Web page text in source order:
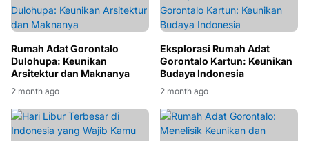
Rumah Adat Gorontalo
Dulohupa: Keunikan
Arsitektur dan Maknanya
2 month ago
Eksplorasi Rumah Adat
Gorontalo Kartun: Keunikan
Budaya Indonesia
2 month ago